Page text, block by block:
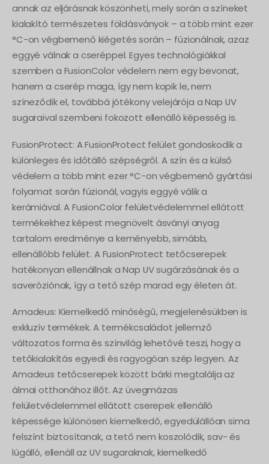
annak az eljárásnak köszönheti, mely során a színeket
kialakító természetes földásványok – a több mint ezer
°C-on végbemenő kiégetés során – fúzionálnak, azaz
eggyé válnak a cseréppel. Egyes technológiákkal
szemben a FusionColor védelem nem egy bevonat,
hanem a cserép maga, így nem kopik le, nem
színeződik el, továbbá jótékony velejárója a Nap UV
sugaraival szembeni fokozott ellenálló képesség is.
FusionProtect: A FusionProtect felület gondoskodik a
különleges és időtálló szépségről. A szín és a külső
védelem a több mint ezer °C-on végbemenő gyártási
folyamat során fúzionál, vagyis eggyé válik a
kerámiával. A FusionColor felületvédelemmel ellátott
termékekhez képest megnövelt ásványi anyag
tartalom eredménye a keményebb, simább,
ellenállóbb felület. A FusionProtect tetőcserepek
hatékonyan ellenállnak a Nap UV sugárzásának és a
saveróziónak, így a tető szép marad egy életen át.
Amadeus: Kiemelkedő minőségű, megjelenésükben is
exkluzív termékek. A termékcsaládot jellemző
változatos forma és színvilág lehetővé teszi, hogy a
tetőkialakítás egyedi és ragyogóan szép legyen. Az
Amadeus tetőcserepek között bárki megtalálja az
álmai otthonához illőt. Az üvegmázas
felületvédelemmel ellátott cserepek ellenálló
képessége különösen kiemelkedő, egyedülállóan sima
felszínt biztosítanak, a tető nem koszolódik, sav- és
lúgálló, ellenáll az UV sugaraknak, kiemelkedő